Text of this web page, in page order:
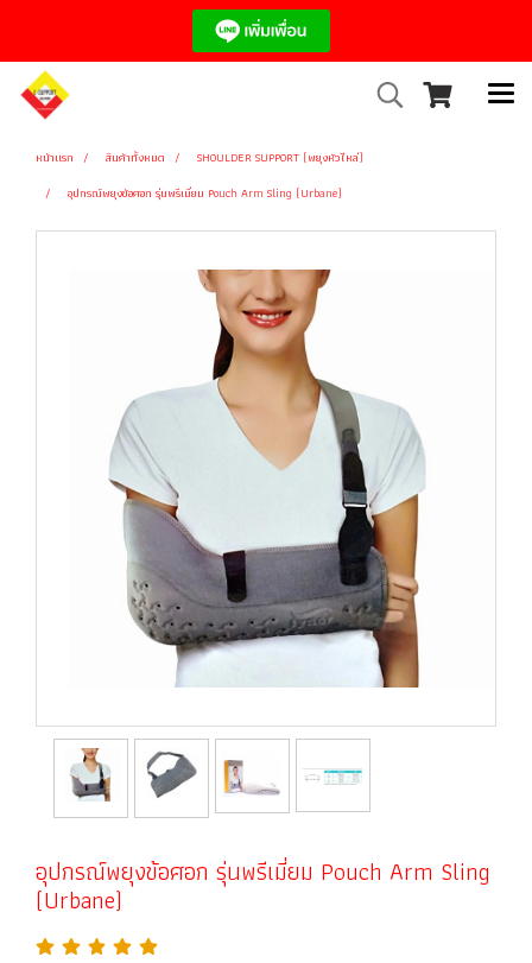
หน้าแรก สินค้าทั้งหมด
SHOULDER SUPPORT (พยุงหัวไหล่)
อุปกรณ์พยุงข้อศอก รุ่นพรีเมี่ยม Pouch Arm Sling (Urbane)
อุปกรณ์พยุงข้อศอก รุ่นพรีเมี่ยม Pouch Arm Sling
(Urbane)